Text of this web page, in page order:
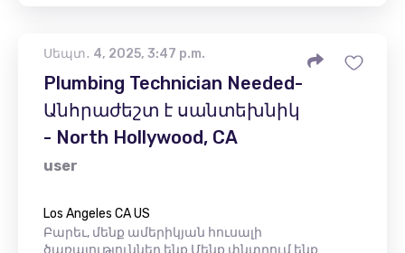
Սեպտ․ 4, 2025, 3:47 p.m.
Plumbing Technician Needed-
Անհրաժեշտ է սանտեխնիկ
- North Hollywood, CA
user
Los Angeles CA US
Բարեւ, մենք ամերիկյան հուսալի
ծառայություններ ենք Մենք փնտրում ենք